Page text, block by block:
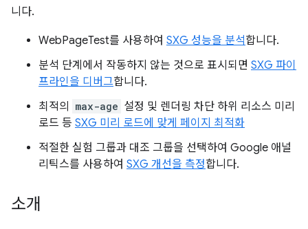
니다.
WebPageTest를 사용하여 SXG 성능을 분석합니다.
분석 단계에서 작동하지 않는 것으로 표시되면 SXG 파이
프라인을 디버그합니다.
최적의
max-age 설정 및 렌더링 차단 하위 리소스 미리
로드 등 SXG 미리 로드에 맞게 페이지 최적화
적절한 실험 그룹과 대조 그룹을 선택하여 Google 애널
리틱스를 사용하여 SXG 개선을 측정합니다.
소개